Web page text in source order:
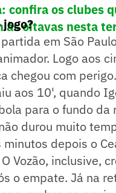
confira os clubes
às oitavas nesta
jogo?
em São
Logo aos
chegou com
aos 10', quando
para o fundo da
durou muito
depois o
Vozão, inclusive,
o empate. Já na